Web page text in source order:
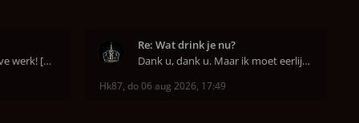
Een goed begin is het halve werk! [emoji6]
Re: Wat drink je nu?
Dank u, dank u. Maar ik moet eerlijk bekennen da
Hk87, do 06 aug 2026, 17:49